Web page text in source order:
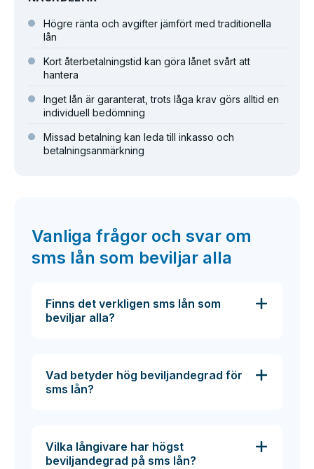
Högre ränta och avgifter jämfört med traditionella
lån
Kort återbetalningstid kan göra lånet svårt att
hantera
Inget lån är garanterat, trots låga krav görs alltid en
individuell bedömning
Missad betalning kan leda till inkasso och
betalningsanmärkning
Vanliga frågor och svar om
sms lån som beviljar alla
Finns det verkligen sms lån som
beviljar alla?
Vad betyder hög beviljandegrad för
sms lån?
Vilka långivare har högst
beviljandegrad på sms lån?